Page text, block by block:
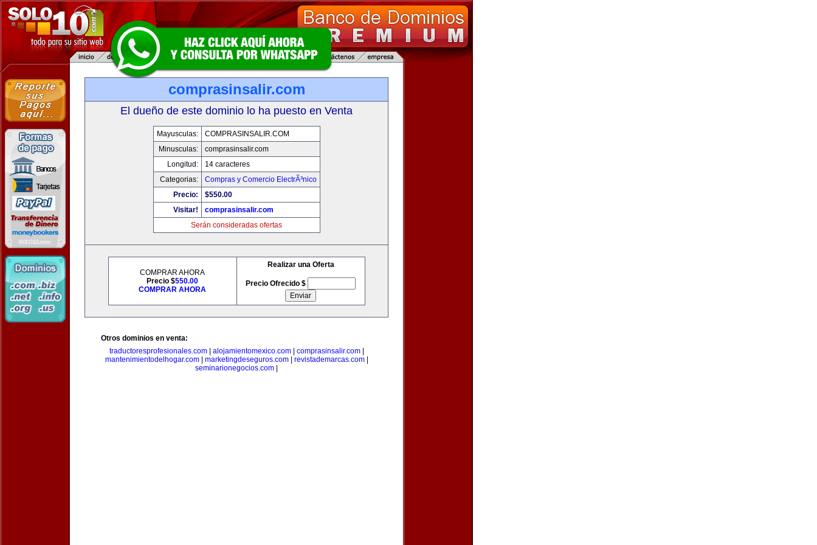
comprasinsalir.com
El dueño de este dominio lo ha puesto en Venta
Mayusculas:
COMPRASINSALIR.COM
Minusculas:
comprasinsalir.com
Longitud:
14 caracteres
Categorias:
Compras y Comercio ElectrÃ³nico
Precio:
$550.00
Visitar!
comprasinsalir.com
Serán consideradas ofertas
COMPRAR AHORA
Precio $550.00
COMPRAR AHORA
Realizar una Oferta
Precio Ofrecido $
Otros dominios en venta:
traductoresprofesionales.com| alojamientomexico.com| comprasinsalir.com|
mantenimientodelhogar.com| marketingdeseguros.com| revistademarcas.com|
seminarionegocios.com